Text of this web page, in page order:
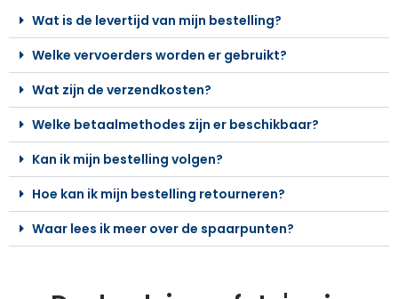
Wat is de levertijd van mijn bestelling?
Welke vervoerders worden er gebruikt?
Wat zijn de verzendkosten?
Welke betaalmethodes zijn er beschikbaar?
Kan ik mijn bestelling volgen?
Hoe kan ik mijn bestelling retourneren?
Waar lees ik meer over de spaarpunten?